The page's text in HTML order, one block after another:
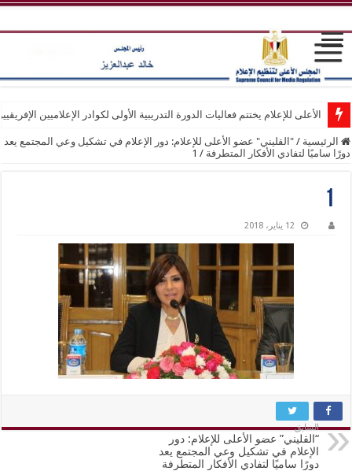
الأعلى للإعلام يختتم فعاليات الدورة التدريبية الأولى لكوادر الإعلاميين
الرئيسية / "القليني" عضو الأعلى للإعلام: دور الإعلام في تشكيل وعي المجتمع يعد
دورًا ساميًا لتفادي الأفكار المتطرفة /
1
1
12 يناير، 2018
السابق
“القليني” عضو الأعلى للإعلام: دور
الإعلام في تشكيل وعي المجتمع يعد
دورًا ساميًا لتفادي الأفكار المتطرفة